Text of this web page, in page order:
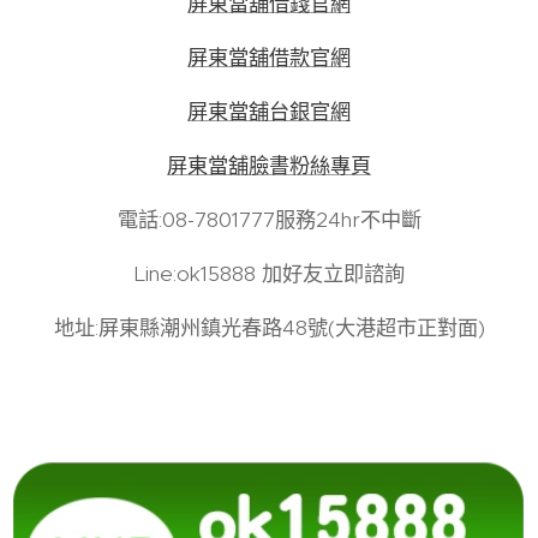
屏東當舖借款官網
屏東當舖台銀官網
屏東當舖臉書粉絲專頁
電話:08-7801777服務24hr不中斷
Line:ok15888 加好友立即諮詢
地址:屏東縣潮州鎮光春路48號(大港超市正對面)